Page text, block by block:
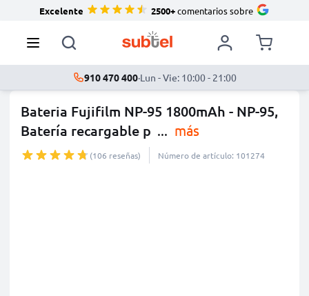
Excelente 2500+comentarios sobre
910 470 400·Lun - Vie: 10:00 - 21:00
Bateria Fujifilm NP-95 1800mAh - NP-95,
Batería recargable p ... más
(106 reseñas) Número de artículo: 101274